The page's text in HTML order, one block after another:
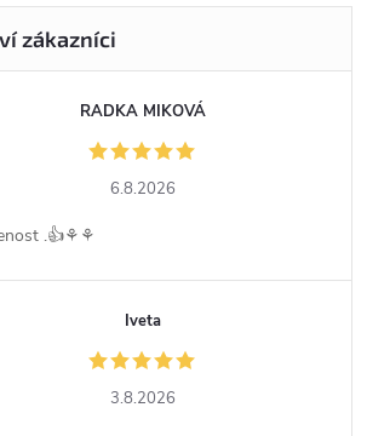
RADKA MIKOVÁ
6.8.2026
.👍⚘️⚘️
Iveta
3.8.2026